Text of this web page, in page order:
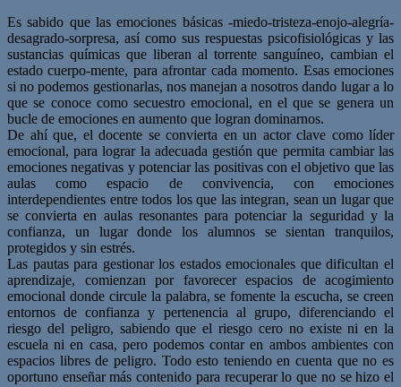
Es sabido que las emociones básicas -miedo-tristeza-enojo-alegría-
desagrado-sorpresa, así como sus respuestas psicofisiológicas y las
sustancias químicas que liberan al torrente sanguíneo, cambian el
estado cuerpo-mente, para afrontar cada momento. Esas emociones
si no podemos gestionarlas, nos manejan a nosotros dando lugar a lo
que se conoce como secuestro emocional, en el que se genera un
bucle de emociones en aumento que logran dominarnos.
De ahí que, el docente se convierta en un actor clave como líder
emocional, para lograr la adecuada gestión que permita cambiar las
emociones negativas y potenciar las positivas con el objetivo que las
aulas como espacio de convivencia, con emociones
interdependientes entre todos los que las integran, sean un lugar que
se convierta en aulas resonantes para potenciar la seguridad y la
confianza, un lugar donde los alumnos se sientan tranquilos,
protegidos y sin estrés.
Las pautas para gestionar los estados emocionales que dificultan el
aprendizaje, comienzan por favorecer espacios de acogimiento
emocional donde circule la palabra, se fomente la escucha, se creen
entornos de confianza y pertenencia al grupo, diferenciando el
riesgo del peligro, sabiendo que el riesgo cero no existe ni en la
escuela ni en casa, pero podemos contar en ambos ambientes con
espacios libres de peligro. Todo esto teniendo en cuenta que no es
oportuno enseñar más contenido para recuperar lo que no se hizo el